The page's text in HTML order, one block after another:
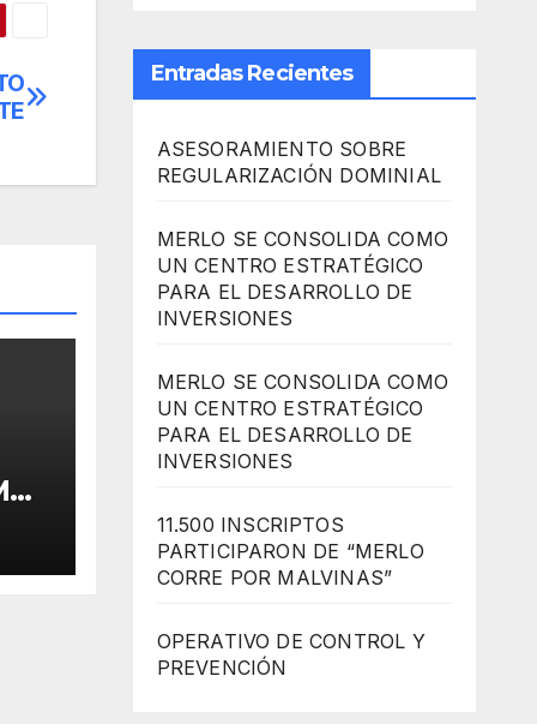
DE
Entradas Recientes
ASESORAMIENTO SOBRE
REGULARIZACIÓN DOMINIAL
MERLO SE CONSOLIDA COMO
UN CENTRO ESTRATÉGICO
PARA EL DESARROLLO DE
INVERSIONES
MERLO SE CONSOLIDA COMO
UN CENTRO ESTRATÉGICO
PARA EL DESARROLLO DE
INVERSIONES
11.500 INSCRIPTOS
PARTICIPARON DE “MERLO
CORRE POR MALVINAS”
OPERATIVO DE CONTROL Y
PREVENCIÓN